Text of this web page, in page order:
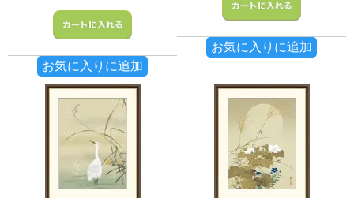
お気に入りに追加
お気に入りに追加